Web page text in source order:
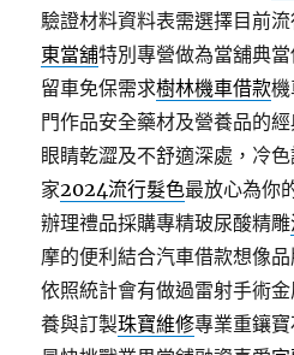
驗證材料資料表需選擇目前
東當舖特別專營做為當舖典
留車免保需求樹林機車借款
門作品安全藥材及營養品的
眼睛乾澀及不舒適深處，冷
家2024流行髮色最放心為你
辦理禮品採購專精玻尿酸‬精雕
摩的便利結合汽車借款想像
依照統計會有做過雷射手術
養與訂製珠寶維修專業重鑲